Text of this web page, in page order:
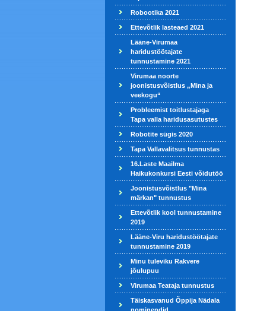
Robootika 2021
Ettevõtlik lasteaed 2021
Lääne-Virumaa
haridustöötajate
tunnustamine 2021
Virumaa noorte
joonistusvõistlus „Mina ja
veekogu“
Probleemist toitlustajaga
Tapa valla haridusasutustes
Robotite sügis 2020
Tapa Vallavalitsus tunnustas
16.Laste Maailma
Haikukonkursi Eesti võidutöö
Joonistusvõistlus "Mina
märkan" tunnustus
Ettevõtlik kool tunnustamine
2019
Lääne-Viru haridustöötajate
tunnustamine 2019
Minu tuleviku Rakvere
jõulupuu
Virumaa Teataja tunnustus
Täiskasvanud Õppija Nädala